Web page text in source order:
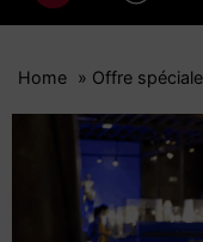
Home » Offre